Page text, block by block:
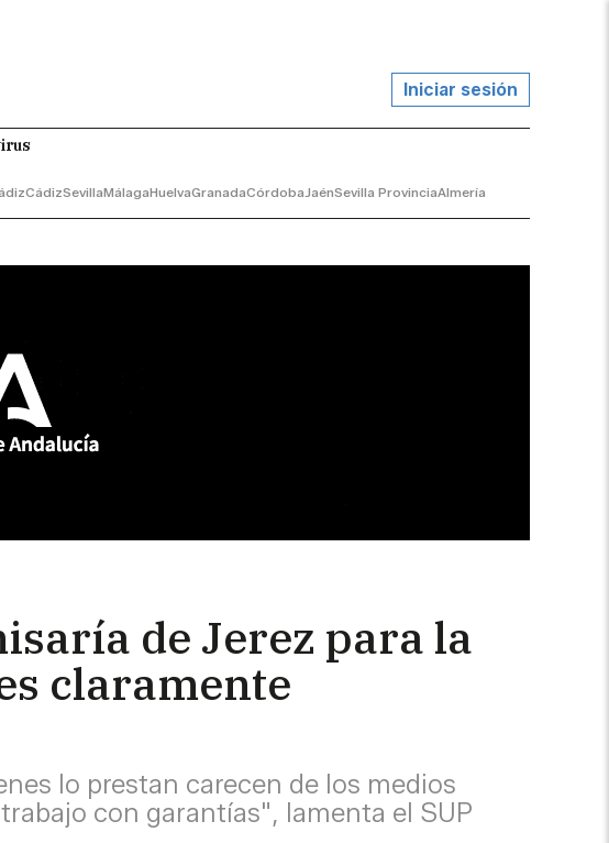
Iniciar sesión
CádizSevillaMálagaHuelvaGranadaCórdobaJaénSevilla ProvinciaAlmería
de Jerez para la
claramente
lo prestan carecen de los medios
con garantías", lamenta el SUP